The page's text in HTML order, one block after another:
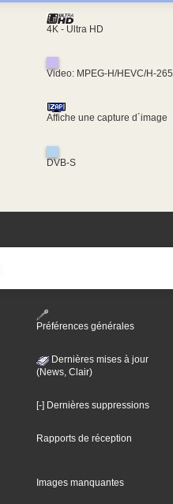
4K - Ultra HD
Video: MPEG-H/HEVC/H-265
Affiche une capture d´image
DVB-S
Préférences générales
Dernières mises à jour
(News, Clair)
[-] Dernières suppressions
Rapports de réception
Images manquantes